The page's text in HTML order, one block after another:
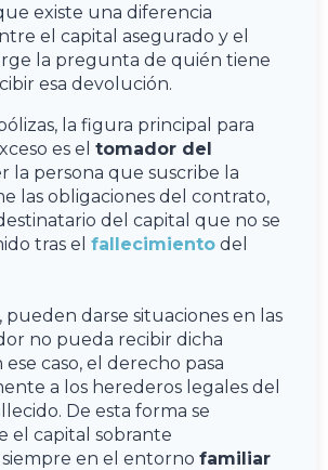
existe una diferencia
el capital asegurado y el
la pregunta de quién tiene
esa devolución.
la figura principal para
es el tomador del
la persona que suscribe la
las obligaciones del contrato,
del capital que no se
tras el fallecimiento del
pueden darse situaciones en las
no pueda recibir dicha
ese caso, el derecho pasa
a los herederos legales del
De esta forma se
el capital sobrante
en el entorno familiar